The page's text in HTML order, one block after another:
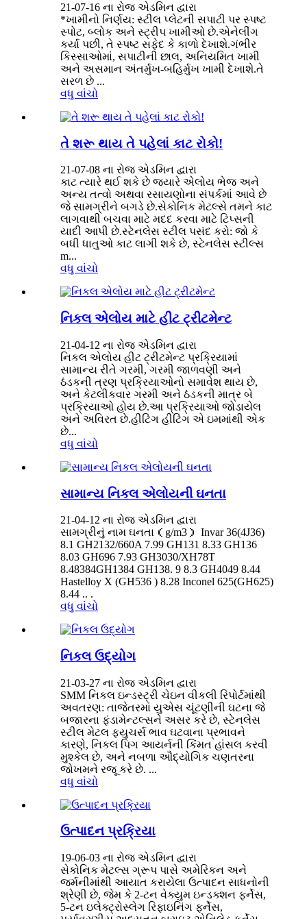
21-07-16 ના રોજ એડમિન દ્વારા
*ખામીનો નિર્ણય: સ્ટીલ પ્લેટની સપાટી પર સ્પષ્ટ
સ્પોટ, બ્લોક અને સ્ટ્રીપ ખામીઓ છે.એનેલીંગ
કર્યા પછી, તે સ્પષ્ટ સફેદ કે કાળો દેખાશે.ગંભીર
કિસ્સાઓમાં, સપાટીની છાલ, અનિયમિત ખામી
અને અસમાન અંતર્મુખ-બહિર્મુખ ખામી દેખાશે.તે
સરળ છે ...
વધુ વાંચો
તે શરૂ થાય તે પહેલાં કાટ રોકો!
21-07-08 ના રોજ એડમિન દ્વારા
કાટ ત્યારે થઈ શકે છે જ્યારે એલોય ભેજ અને
અન્ય તત્વો અથવા રસાયણોના સંપર્કમાં આવે છે
જે સામગ્રીને બગડે છે.સેકોનિક મેટલ્સે તમને કાટ
લાગવાથી બચવા માટે મદદ કરવા માટે ટિપ્સની
યાદી આપી છે.સ્ટેનલેસ સ્ટીલ પસંદ કરો: જો કે
બધી ધાતુઓ કાટ લાગી શકે છે, સ્ટેનલેસ સ્ટીલ્સ
m...
વધુ વાંચો
નિકલ એલોય માટે હીટ ટ્રીટમેન્ટ
21-04-12 ના રોજ એડમિન દ્વારા
નિકલ એલોય હીટ ટ્રીટમેન્ટ પ્રક્રિયામાં
સામાન્ય રીતે ગરમી, ગરમી જાળવણી અને
ઠંડકની ત્રણ પ્રક્રિયાઓનો સમાવેશ થાય છે,
અને કેટલીકવાર ગરમી અને ઠંડકની માત્ર બે
પ્રક્રિયાઓ હોય છે.આ પ્રક્રિયાઓ જોડાયેલ
અને અવિરત છે.હીટિંગ હીટિંગ એ ઇમમાંથી એક
છે...
વધુ વાંચો
સામાન્ય નિકલ એલોયની ઘનતા
21-04-12 ના રોજ એડમિન દ્વારા
સામગ્રીનું નામ ઘનતા（g/m3） Invar 36(4J36)
8.1 GH2132/660A 7.99 GH131 8.33 GH136
8.03 GH696 7.93 GH3030/XH78T
8.48384GH1384 GH138. 9 8.3 GH4049 8.44
Hastelloy X (GH536 ) 8.28 Inconel 625(GH625)
8.44 .. .
વધુ વાંચો
નિકલ ઉદ્યોગ
21-03-27 ના રોજ એડમિન દ્વારા
SMM નિકલ ઇન્ડસ્ટ્રી ચેઇન વીકલી રિપોર્ટમાંથી
અવતરણ: તાજેતરમાં યુએસ ચૂંટણીની ઘટના જે
બજારના ફંડામેન્ટલ્સને અસર કરે છે, સ્ટેનલેસ
સ્ટીલ મેટલ ફ્યુચર્સ ભાવ ઘટવાના પ્રભાવને
કારણે, નિકલ પિગ આયર્નની કિંમત હાંસલ કરવી
મુશ્કેલ છે, અને નબળા ઔદ્યોગિક ચણતરના
જોખમને રજૂ કરે છે. ...
વધુ વાંચો
ઉત્પાદન પ્રક્રિયા
19-06-03 ના રોજ એડમિન દ્વારા
સેકોનિક મેટલ્સ ગ્રૂપ પાસે અમેરિકન અને
જર્મનીમાંથી આયાત કરાયેલા ઉત્પાદન સાધનોની
શ્રેણી છે, જેમ કે 2-ટન વેક્યુમ ઇન્ડક્શન ફર્નેસ,
5-ટન ઇલેક્ટ્રોસ્લેગ રિફાઇનિંગ ફર્નેસ,